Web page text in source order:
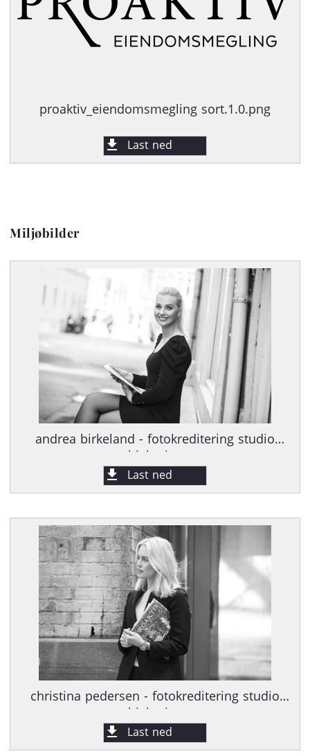
proaktiv_eiendomsmegling sort.1.0.png
Last ned
Miljøbilder
andrea birkeland - fotokreditering studio
hjelm.jpg
Last ned
christina pedersen - fotokreditering studio
hjelm.jpg
Last ned